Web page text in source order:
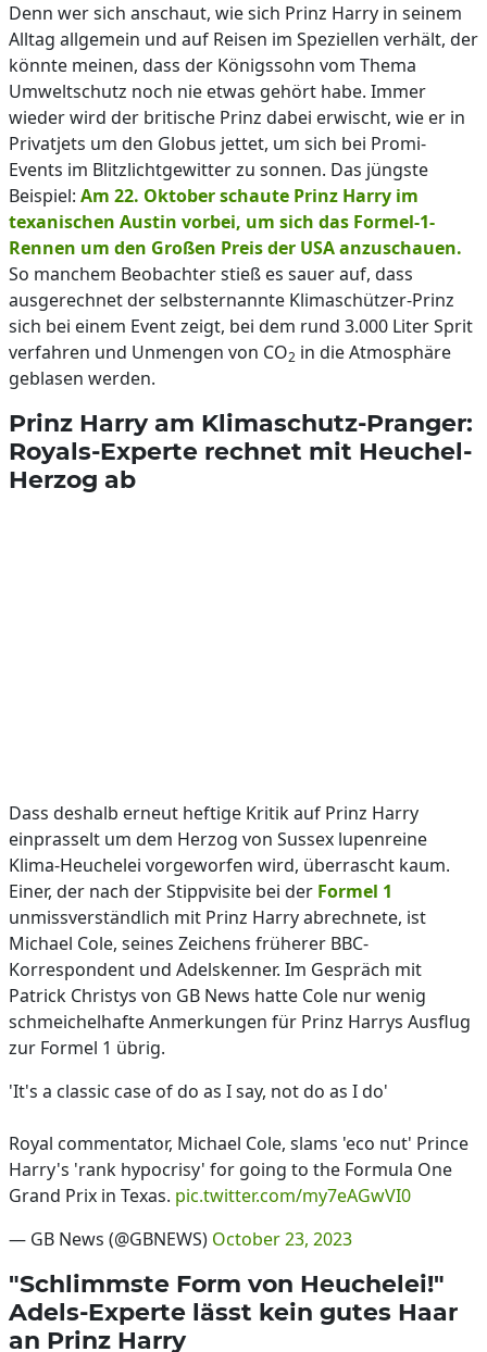
Denn wer sich anschaut, wie sich Prinz Harry in seinem
Alltag allgemein und auf Reisen im Speziellen verhält, der
könnte meinen, dass der Königssohn vom Thema
Umweltschutz noch nie etwas gehört habe. Immer
wieder wird der britische Prinz dabei erwischt, wie er in
Privatjets um den Globus jettet, um sich bei Promi-
Events im Blitzlichtgewitter zu sonnen. Das jüngste
Beispiel: Am 22. Oktober schaute Prinz Harry im
texanischen Austin vorbei, um sich das Formel-1-
Rennen um den Großen Preis der USA anzuschauen.
So manchem Beobachter stieß es sauer auf, dass
ausgerechnet der selbsternannte Klimaschützer-Prinz
sich bei einem Event zeigt, bei dem rund 3.000 Liter Sprit
verfahren und Unmengen von CO2 in die Atmosphäre
geblasen werden.
Prinz Harry am Klimaschutz-Pranger:
Royals-Experte rechnet mit Heuchel-
Herzog ab
Dass deshalb erneut heftige Kritik auf Prinz Harry
einprasselt um dem Herzog von Sussex lupenreine
Klima-Heuchelei vorgeworfen wird, überrascht kaum.
Einer, der nach der Stippvisite bei der Formel 1
unmissverständlich mit Prinz Harry abrechnete, ist
Michael Cole, seines Zeichens früherer BBC-
Korrespondent und Adelskenner. Im Gespräch mit
Patrick Christys von GB News hatte Cole nur wenig
schmeichelhafte Anmerkungen für Prinz Harrys Ausflug
zur Formel 1 übrig.
'It's a classic case of do as I say, not do as I do'
Royal commentator, Michael Cole, slams 'eco nut' Prince
Harry's 'rank hypocrisy' for going to the Formula One
Grand Prix in Texas. pic.twitter.com/my7eAGwVI0
— GB News (@GBNEWS) October 23, 2023
"Schlimmste Form von Heuchelei!"
Adels-Experte lässt kein gutes Haar
an Prinz Harry